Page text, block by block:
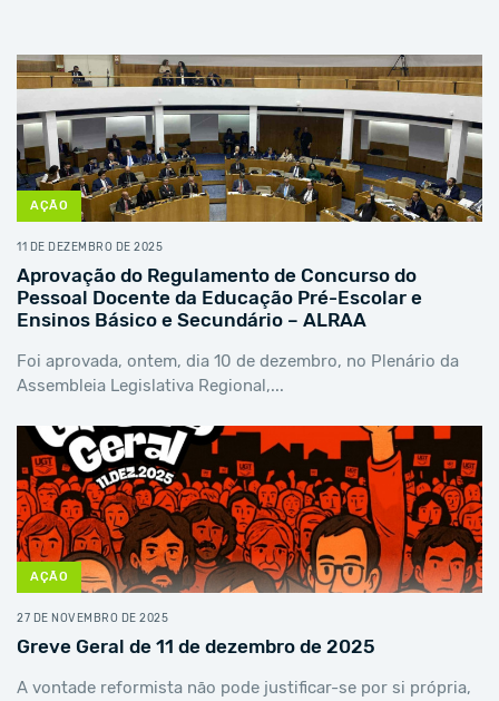
AÇÃO
11 DE DEZEMBRO DE 2025
Aprovação do Regulamento de Concurso do
Pessoal Docente da Educação Pré-Escolar e
Ensinos Básico e Secundário – ALRAA
Foi aprovada, ontem, dia 10 de dezembro, no Plenário da
Assembleia Legislativa Regional,...
AÇÃO
27 DE NOVEMBRO DE 2025
Greve Geral de 11 de dezembro de 2025
A vontade reformista não pode justificar-se por si própria,